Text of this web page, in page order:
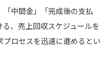
中間金」「完成後の支払
、売上回収スケジュールを
ロセスを迅速に進めるとい